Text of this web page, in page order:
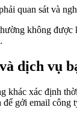
quan sát và
không được
dịch vụ
khác xác định
gởi email công